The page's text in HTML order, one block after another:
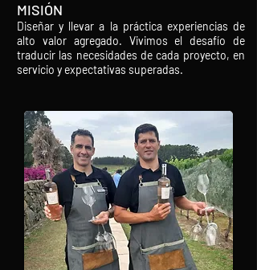
MISIÓN
Diseñar y llevar a la práctica experiencias de
alto valor agregado. Vivimos el desafío de
traducir las necesidades de cada proyecto, en
servicio y expectativas superadas.